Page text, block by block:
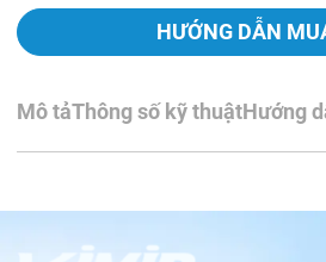
HƯỚNG DẪN
Mô tảThông số kỹ thuậtHướng